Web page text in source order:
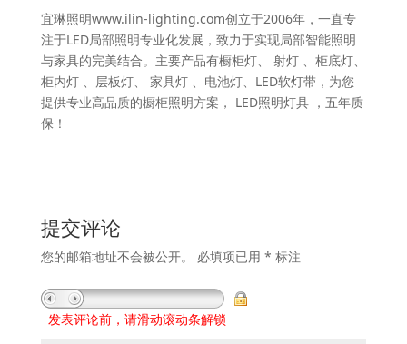
宜琳照明www.ilin-lighting.com创立于2006年，一直专
注于LED局部照明专业化发展，致力于实现局部智能照明
与家具的完美结合。主要产品有橱柜灯、 射灯 、柜底灯、
柜内灯 、层板灯、 家具灯 、电池灯、LED软灯带，为您
提供专业高品质的橱柜照明方案， LED照明灯具 ，五年质
保！
提交评论
您的邮箱地址不会被公开。 必填项已用 * 标注
发表评论前，请滑动滚动条解锁